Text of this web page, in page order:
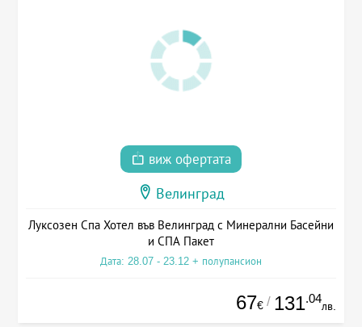
виж офертата
Велинград
Луксозен Спа Хотел във Велинград с Минерални Басейни
и СПА Пакет
Дата: 28.07 - 23.12 + полупансион
67€ / 131.04
лв.